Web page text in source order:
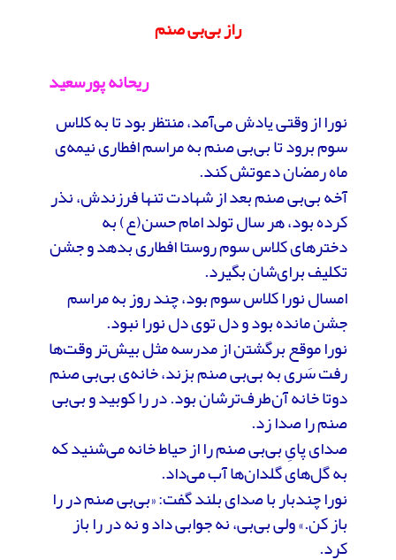
راز بی‌بی صنم
ریحانه پورسعید
نورا از وقتی یادش می‌آمد، منتظر بود تا به کلاس
سوم برود تا بی‌بی صنم به مراسم افطاری نیمه‌ی
ماه رمضان دعوتش کند.
آخه بی‌بی ‌صنم بعد از شهادت تنها فرزندش، نذر
کرده بود، هر سال تولد امام حسن(ع) به
دخترهای کلاس سوم روستا افطاری بدهد و جشن
تکلیف برای‌شان بگیرد.
امسال نورا کلاس سوم بود، چند روز به مراسم
جشن مانده بود و دل توی دل نورا نبود.
نورا موقع برگشتن از مدرسه مثل بیش‌تر وقت‌ها
رفت سَری به بی‌بی صنم بزند، خانه‌ی بی‌بی صنم
دوتا خانه آن‌طرف‌ترشان بود. در را کوبید و بی‌بی
صنم را صدا زد.
صدای پایِ بی‌بی صنم را از حیاط خانه می‌شنید که
به گل‌های گلدان‌ها آب می‌داد.
نورا چندبار با صدای بلند گفت: «بی‌بی صنم در را
باز کن.» ولی‌ بی‌بی، نه جوابی داد و نه در را باز
کرد.